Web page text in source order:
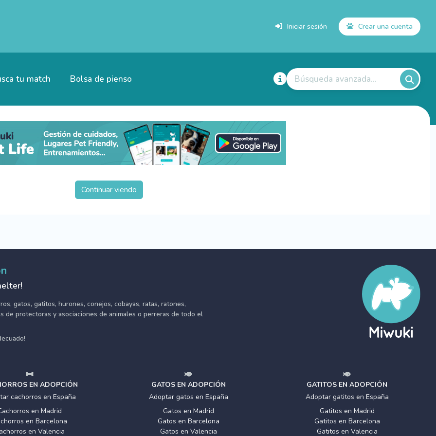
Iniciar sesión Crear una cuenta
tu match Bolsa de pienso Búsqueda avanzada...
Continuar viendo
gatos, gatitos, hurones, conejos, cobayas, ratas, ratones,
de protectoras y asociaciones de animales o perreras de todo el
EN ADOPCIÓN
cachorros en España
en Madrid
en Barcelona
en Valencia
GATOS EN ADOPCIÓN
Adoptar gatos en España
Gatos en Madrid
Gatos en Barcelona
Gatos en Valencia
GATITOS EN ADOPCIÓN
Adoptar gatitos en España
Gatitos en Madrid
Gatitos en Barcelona
Gatitos en Valencia